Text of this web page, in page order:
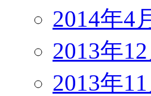
2014年4
2013年12
2013年11